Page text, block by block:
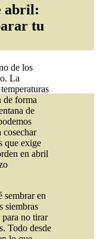
abril:
tu
de los
La
de forma
de
cosechar
que exige
en abril
sembrar en
siembras
no tirar
Todo desde